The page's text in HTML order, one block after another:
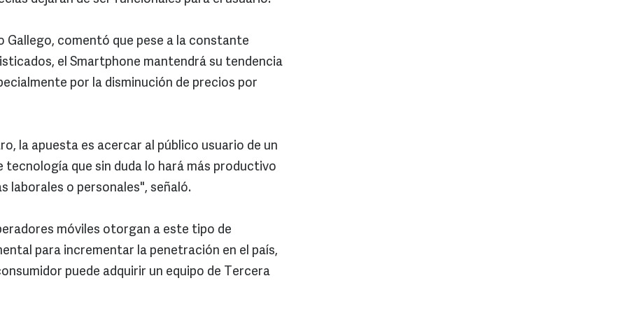
Gallego, comentó que pese a la constante
el Smartphone mantendrá su tendencia
por la disminución de precios por
la apuesta es acercar al público usuario de un
que sin duda lo hará más productivo
laborales o personales", señaló.
móviles otorgan a este tipo de
para incrementar la penetración en el país,
puede adquirir un equipo de Tercera